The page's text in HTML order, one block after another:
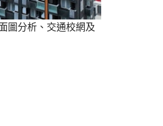
圖分析、交通校網及